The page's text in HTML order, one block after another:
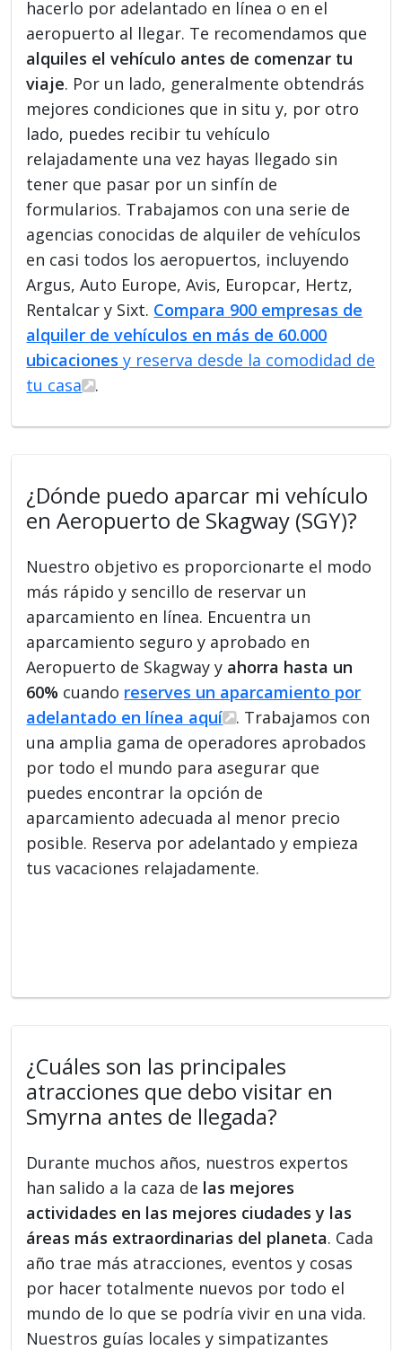
hacerlo por adelantado en línea o en el
aeropuerto al llegar. Te recomendamos que
alquiles el vehículo antes de comenzar tu
viaje. Por un lado, generalmente obtendrás
mejores condiciones que in situ y, por otro
lado, puedes recibir tu vehículo
relajadamente una vez hayas llegado sin
tener que pasar por un sinfín de
formularios. Trabajamos con una serie de
agencias conocidas de alquiler de vehículos
en casi todos los aeropuertos, incluyendo
Argus, Auto Europe, Avis, Europcar, Hertz,
Rentalcar y Sixt. Compara 900 empresas de
alquiler de vehículos en más de 60.000
ubicaciones y reserva desde la comodidad de
tu casa
.
¿Dónde puedo aparcar mi vehículo
en Aeropuerto de Skagway (SGY)?
Nuestro objetivo es proporcionarte el modo
más rápido y sencillo de reservar un
aparcamiento en línea. Encuentra un
aparcamiento seguro y aprobado en
Aeropuerto de Skagway y ahorra hasta un
60% cuando reserves un aparcamiento por
adelantado en línea aquí
. Trabajamos con
una amplia gama de operadores aprobados
por todo el mundo para asegurar que
puedes encontrar la opción de
aparcamiento adecuada al menor precio
posible. Reserva por adelantado y empieza
tus vacaciones relajadamente.
¿Cuáles son las principales
atracciones que debo visitar en
Smyrna antes de llegada?
Durante muchos años, nuestros expertos
han salido a la caza de las mejores
actividades en las mejores ciudades y las
áreas más extraordinarias del planeta. Cada
año trae más atracciones, eventos y cosas
por hacer totalmente nuevos por todo el
mundo de lo que se podría vivir en una vida.
Nuestros guías locales y simpatizantes